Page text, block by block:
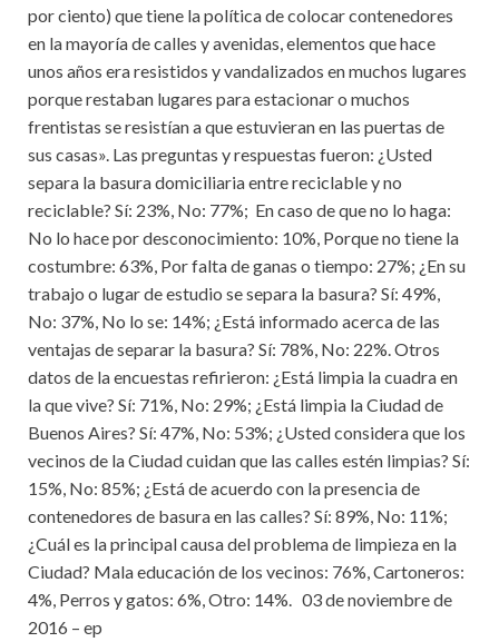
por ciento) que tiene la política de colocar contenedores
en la mayoría de calles y avenidas, elementos que hace
unos años era resistidos y vandalizados en muchos lugares
porque restaban lugares para estacionar o muchos
frentistas se resistían a que estuvieran en las puertas de
sus casas». Las preguntas y respuestas fueron: ¿Usted
separa la basura domiciliaria entre reciclable y no
reciclable? Sí: 23%, No: 77%; En caso de que no lo haga:
No lo hace por desconocimiento: 10%, Porque no tiene la
costumbre: 63%, Por falta de ganas o tiempo: 27%; ¿En su
trabajo o lugar de estudio se separa la basura? Sí: 49%,
No: 37%, No lo se: 14%; ¿Está informado acerca de las
ventajas de separar la basura? Sí: 78%, No: 22%. Otros
datos de la encuestas refirieron: ¿Está limpia la cuadra en
la que vive? Sí: 71%, No: 29%; ¿Está limpia la Ciudad de
Buenos Aires? Sí: 47%, No: 53%; ¿Usted considera que los
vecinos de la Ciudad cuidan que las calles estén limpias? Sí:
15%, No: 85%; ¿Está de acuerdo con la presencia de
contenedores de basura en las calles? Sí: 89%, No: 11%;
¿Cuál es la principal causa del problema de limpieza en la
Ciudad? Mala educación de los vecinos: 76%, Cartoneros:
4%, Perros y gatos: 6%, Otro: 14%. 03 de noviembre de
2016 – ep